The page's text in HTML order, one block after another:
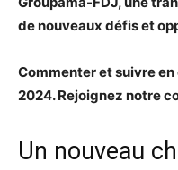
de nouveaux défis et
Commenter et suivre
2024. Rejoignez notre
Un nouveau